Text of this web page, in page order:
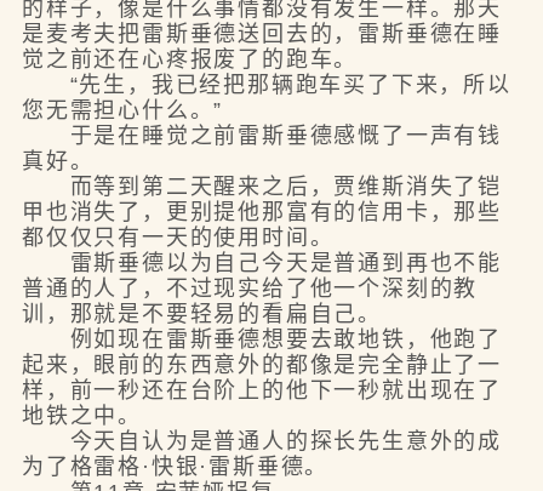
的样子，像是什么事情都没有发生一样。那天
是麦考夫把雷斯垂德送回去的，雷斯垂德在睡
觉之前还在心疼报废了的跑车。
“先生，我已经把那辆跑车买了下来，所以
您无需担心什么。”
于是在睡觉之前雷斯垂德感慨了一声有钱
真好。
而等到第二天醒来之后，贾维斯消失了铠
甲也消失了，更别提他那富有的信用卡，那些
都仅仅只有一天的使用时间。
雷斯垂德以为自己今天是普通到再也不能
普通的人了，不过现实给了他一个深刻的教
训，那就是不要轻易的看扁自己。
例如现在雷斯垂德想要去敢地铁，他跑了
起来，眼前的东西意外的都像是完全静止了一
样，前一秒还在台阶上的他下一秒就出现在了
地铁之中。
今天自认为是普通人的探长先生意外的成
为了格雷格·快银·雷斯垂德。